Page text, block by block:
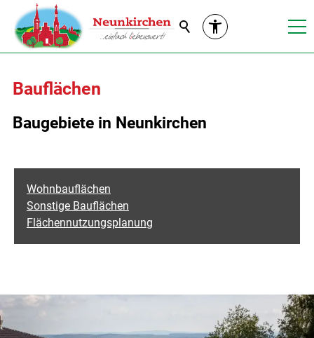
Suche
Bauflächen
Baugebiete in Neunkirchen
Wohnbauflächen
Sonstige Bauflächen
Flächennutzungsplanung